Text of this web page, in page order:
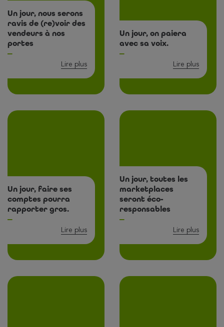
Un jour, nous serons
ravis de (re)voir des
vendeurs à nos
portes
Lire plus
Un jour, on paiera
avec sa voix.
Lire plus
Un jour, faire ses
comptes pourra
rapporter gros.
Lire plus
Un jour, toutes les
marketplaces
seront éco-
responsables
Lire plus